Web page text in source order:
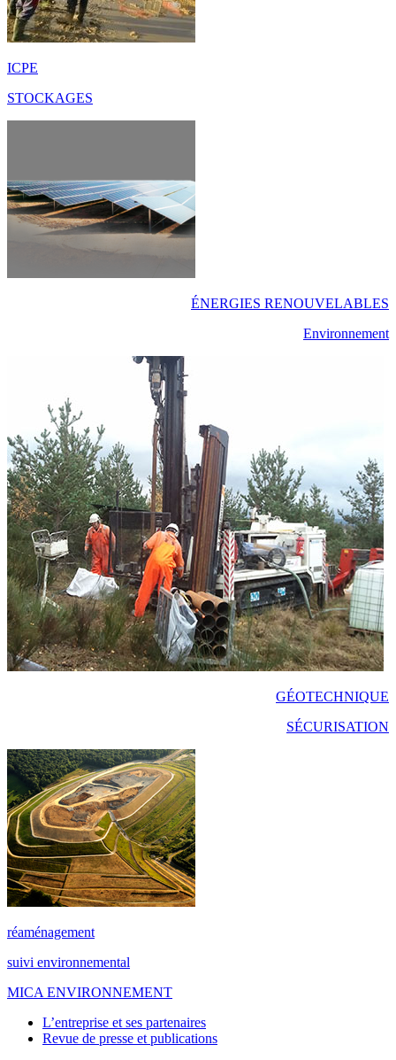
ICPE
STOCKAGES
ÉNERGIES RENOUVELABLES
Environnement
GÉOTECHNIQUE
SÉCURISATION
réaménagement
suivi environnemental
MICA ENVIRONNEMENT
L’entreprise et ses partenaires
Revue de presse et publications